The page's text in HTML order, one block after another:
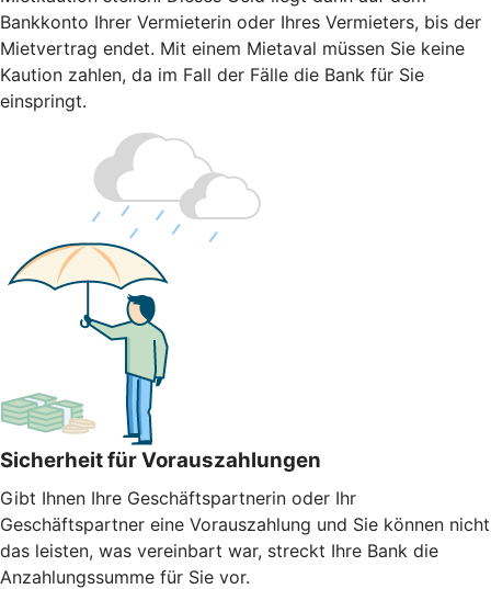
Bankkonto Ihrer Vermieterin oder Ihres Vermieters, bis der
Mietvertrag endet. Mit einem Mietaval müssen Sie keine
Kaution zahlen, da im Fall der Fälle die Bank für Sie
einspringt.
Sicherheit für Vorauszahlungen
Gibt Ihnen Ihre Geschäftspartnerin oder Ihr
Geschäftspartner eine Vorauszahlung und Sie können nicht
das leisten, was vereinbart war, streckt Ihre Bank die
Anzahlungssumme für Sie vor.